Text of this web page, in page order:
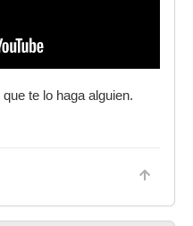
te lo haga alguien.